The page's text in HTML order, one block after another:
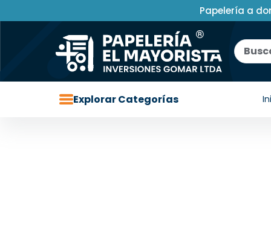
Papelería a
Explorar Categorías